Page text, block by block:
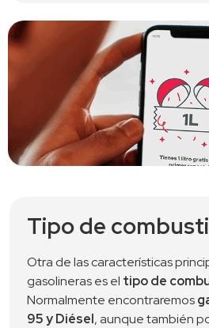
Tipo de
Otra de las características
gasolineras es el tipo de
Normalmente encontraremos
95 y Diésel, aunque también